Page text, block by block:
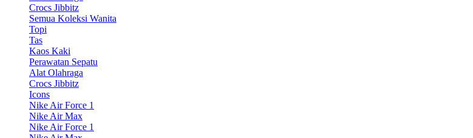
Crocs Jibbitz
Semua Koleksi Wanita
Topi
Tas
Kaos Kaki
Perawatan Sepatu
Alat Olahraga
Crocs Jibbitz
Icons
Nike Air Force 1
Nike Air Max
Nike Air Force 1